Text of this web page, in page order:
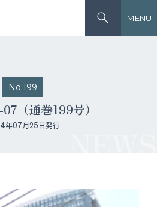
MENU
No.199
（通巻199号）
年07月25日発行